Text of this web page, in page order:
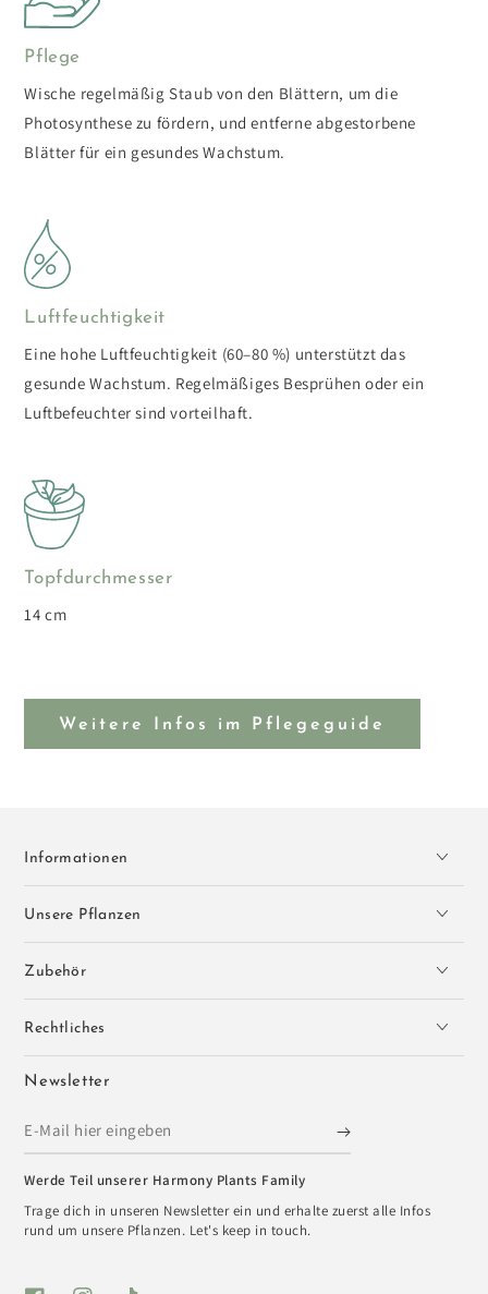
Pflege
Wische regelmäßig Staub von den Blättern, um die
Photosynthese zu fördern, und entferne abgestorbene
Blätter für ein gesundes Wachstum.
Luftfeuchtigkeit
Eine hohe Luftfeuchtigkeit (60–80 %) unterstützt das
gesunde Wachstum. Regelmäßiges Besprühen oder ein
Luftbefeuchter sind vorteilhaft.
Topfdurchmesser
14 cm
Weitere Infos im Pflegeguide
Informationen
Unsere Pflanzen
Zubehör
Rechtliches
Newsletter
E-
Mail
hier
eingeben
Werde Teil unserer Harmony Plants Family
Trage dich in unseren Newsletter ein und erhalte zuerst alle Infos
rund um unsere Pflanzen. Let's keep in touch.